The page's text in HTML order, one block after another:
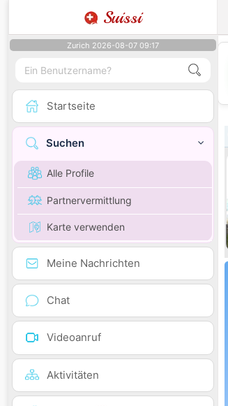
Suissi
Zurich 2026-08-07 09:17
Startseite
Suchen
Alle Profile
Partnervermittlung
Karte verwenden
Meine Nachrichten
Chat
Videoanruf
Aktivitäten